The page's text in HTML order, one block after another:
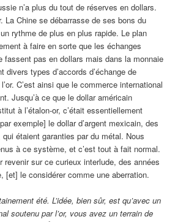
n’a plus du tout de réserves en dollars.
La Chine se débarrasse de ses bons du
rythme de plus en plus rapide. Le plan
à faire en sorte que les échanges
fassent pas en dollars mais dans la monnaie
divers types d’accords d’échange de
C’est ainsi que le commerce international
Jusqu’à ce que le dollar américain
à l’étalon-or, c’était essentiellement
exemple] le dollar d’argent mexicain, des
étaient garanties par du métal. Nous
à ce système, et c’est tout à fait normal.
revenir sur ce curieux interlude, des années
[et] le considérer comme une aberration.
été. L’idée, bien sûr, est qu’avec un
soutenu par l’or, vous avez un terrain de